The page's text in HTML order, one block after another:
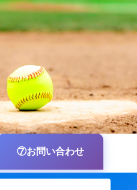
⑦お問い合わせ